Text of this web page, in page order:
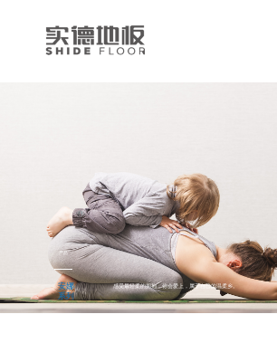
感受最轻柔的拥抱，你会爱上，属于自己的温柔乡。
安娜
系列
产品